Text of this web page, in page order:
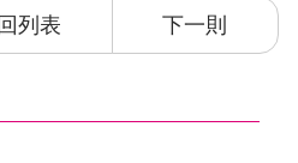
回列表 下一則